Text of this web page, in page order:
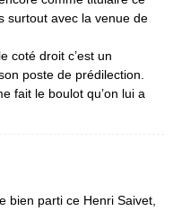
surtout avec la venue de
coté droit c’est un
poste de prédilection.
fait le boulot qu’on lui a
bien parti ce Henri Saivet,